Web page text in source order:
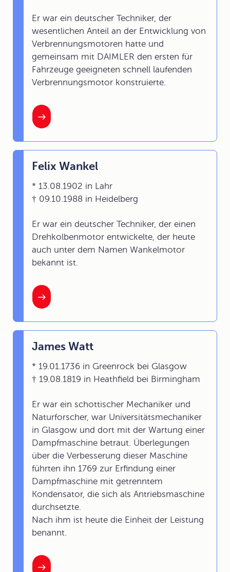
Er war ein deutscher Techniker, der
wesentlichen Anteil an der Entwicklung von
Verbrennungsmotoren hatte und
gemeinsam mit DAIMLER den ersten für
Fahrzeuge geeigneten schnell laufenden
Verbrennungsmotor konstruierte.
Felix Wankel
* 13.08.1902 in Lahr
† 09.10.1988 in Heidelberg
Er war ein deutscher Techniker, der einen
Drehkolbenmotor entwickelte, der heute
auch unter dem Namen Wankelmotor
bekannt ist.
James Watt
* 19.01.1736 in Greenrock bei Glasgow
† 19.08.1819 in Heathfield bei Birmingham
Er war ein schottischer Mechaniker und
Naturforscher, war Universitätsmechaniker
in Glasgow und dort mit der Wartung einer
Dampfmaschine betraut. Überlegungen
über die Verbesserung dieser Maschine
führten ihn 1769 zur Erfindung einer
Dampfmaschine mit getrenntem
Kondensator, die sich als Antriebsmaschine
durchsetzte.
Nach ihm ist heute die Einheit der Leistung
benannt.